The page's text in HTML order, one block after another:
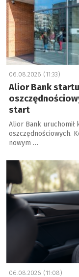
06.08.2026 (11:33)
Alior Bank
start
Alior Bank uruchomił
oszczędnościowych.
nowym …
a
06.08.2026 (11:08)